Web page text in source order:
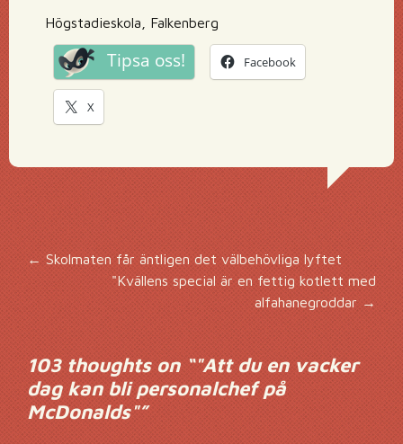
Högstadieskola, Falkenberg
Tipsa oss! Facebook
X
Inläggsnavigering
← Skolmaten får äntligen det välbehövliga lyftet
"Kvällens special är en fettig kotlett med
alfahanegroddar →
103 thoughts on “"Att du en vacker
dag kan bli personalchef på
McDonalds"”